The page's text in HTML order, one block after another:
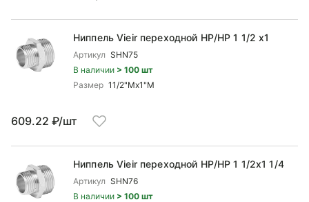
Ниппель Vieir переходной НР/НР 1 1/2 x1
Артикул SHN75
В наличии > 100 шт
Размер 11/2"Mx1"М
609.22 ₽/шт
Ниппель Vieir переходной НР/НР 1 1/2x1 1/4
Артикул SHN76
В наличии > 100 шт